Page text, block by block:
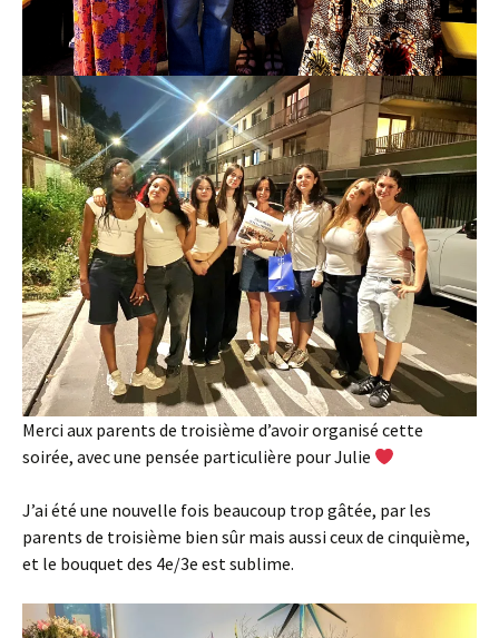
Merci aux parents de troisième d’avoir organisé cette
soirée, avec une pensée particulière pour Julie
J’ai été une nouvelle fois beaucoup trop gâtée, par les
parents de troisième bien sûr mais aussi ceux de cinquième,
et le bouquet des 4e/3e est sublime.